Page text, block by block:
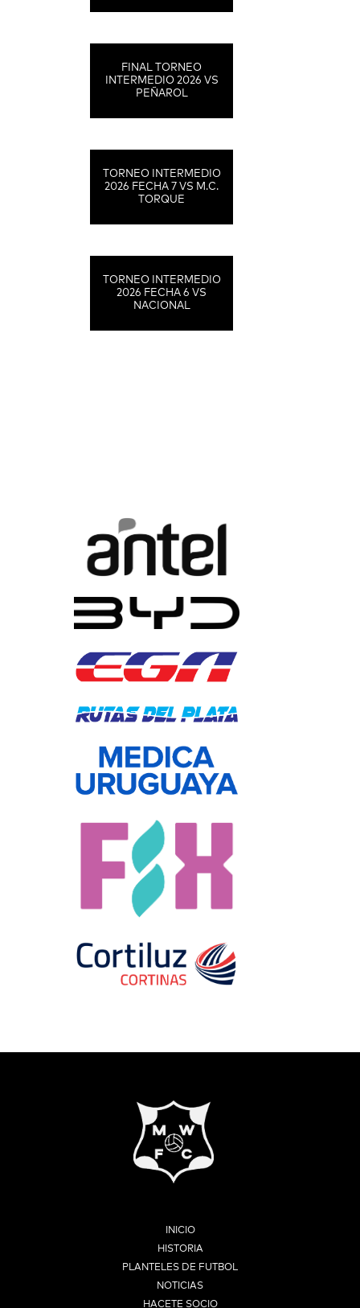
FINAL TORNEO
INTERMEDIO 2026 VS
PEÑAROL
TORNEO INTERMEDIO
2026 FECHA 7 VS M.C.
TORQUE
TORNEO INTERMEDIO
2026 FECHA 6 VS
NACIONAL
INICIO
HISTORIA
PLANTELES DE FUTBOL
NOTICIAS
HACETE SOCIO